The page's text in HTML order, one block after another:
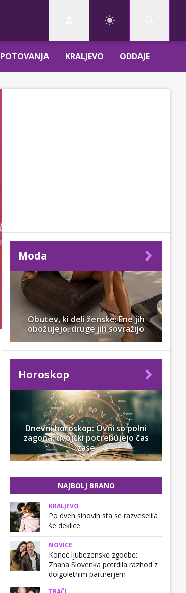
POTOVANJA KRALJEVO ODDAJE
Moda
Obutev, ki deli ženske: Ene jih
obožujejo, druge jih sovražijo
Horoskop
Dnevni horoskop: Ovni so polni
zagona, dvojčki potrebujejo čas
zase
NAJBOLJ BRANO
KRALJEVO
Po dveh sinovih sta se razveselila
še deklice
NOVICE
Konec ljubezenske zgodbe:
Znana Slovenka potrdila razhod z
dolgoletnim partnerjem